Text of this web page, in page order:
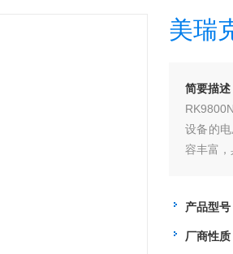
美瑞
简要描述
设备的
容丰富
产品型号
厂商性质